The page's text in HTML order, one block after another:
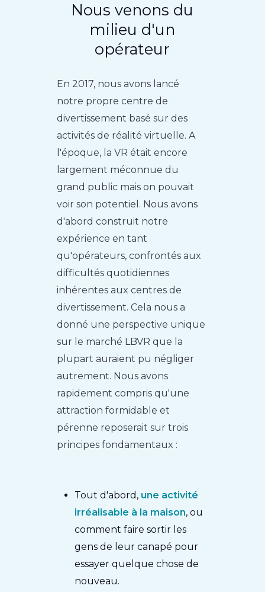
Nous venons du
milieu d'un
opérateur
En 2017, nous avons lancé
notre propre centre de
divertissement basé sur des
activités de réalité virtuelle. A
l'époque, la VR était encore
largement méconnue du
grand public mais on pouvait
voir son potentiel. Nous avons
d'abord construit notre
expérience en tant
qu'opérateurs, confrontés aux
difficultés quotidiennes
inhérentes aux centres de
divertissement. Cela nous a
donné une perspective unique
sur le marché LBVR que la
plupart auraient pu négliger
autrement. Nous avons
rapidement compris qu'une
attraction formidable et
pérenne reposerait sur trois
principes fondamentaux :
Tout d'abord, une activité
irréalisable à la maison, ou
comment faire sortir les
gens de leur canapé pour
essayer quelque chose de
nouveau.